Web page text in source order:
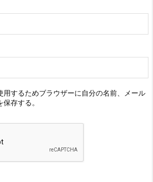
用するためブラウザーに自分の名前、メール
存する。